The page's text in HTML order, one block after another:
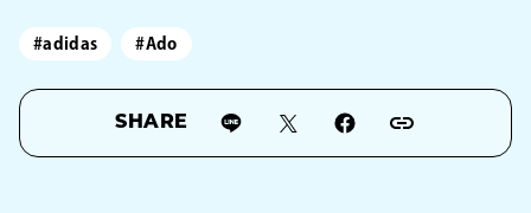
#adidas #Ado
SHARE